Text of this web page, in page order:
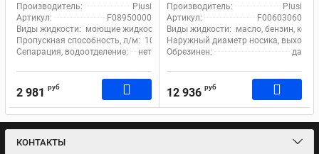
Производитель:
Piusi
Артикул:
F08950000
Виды жидкости: моющие жидкости, бензин, керосин, вода, дизель,
Пропускная способность, л/м: 105
Сепарация, водоотделение:
нет
2 981 руб
Производитель:
Piusi
Артикул:
F00603060
Виды жидкости: масло, бензин,
Наружный диаметр носика,
Обрезинен:
да
12 936 руб
КОНТАКТЫ